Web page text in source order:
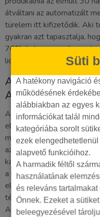
Süti
A hatékony navigáció
működésének
alábbiakban az egyes
információkat talál
kategóriába sorolt
ezek
alapvető funkcióihoz.
A harmadik féltől
használatának
és releváns
Önnek. Ezeket a
beleegyezésével
átváltani az automatizált
türelem itt kifizetődik. Aki
gyakran azt tapasztalja,
70%-kal visszaesik, mert
licitáláshoz.
A tROAS
Ads-ben
Az első és legfontosabb
ellenőrzése. 2026-ban a
mérések nélkül az adatok
az algoritmust. Ha a
kampányt. A licitstratégia
a Cél ROAS megadását.
előzményadatokat. Ha az
tényleges megtérülésed,
Az irreálisan magas